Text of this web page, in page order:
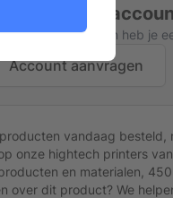
een gratis
prijzen te bekijken heb je
Account aanvragen
vandaag besteld,
onze hightech printers
en materialen,
over dit product? We